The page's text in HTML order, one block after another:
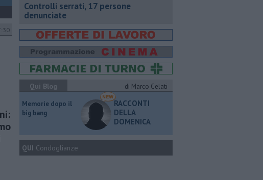
Controlli serrati, 17 persone
denunciate
Qui Blog
di Marco Celati
Memorie dopo il
big bang
RACCONTI
DELLA
DOMENICA
QUI Condoglianze